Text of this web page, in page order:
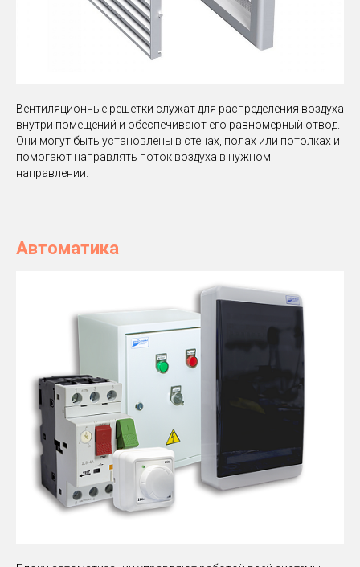
Вентиляционные решетки служат для распределения воздуха
внутри помещений и обеспечивают его равномерный отвод.
Они могут быть установлены в стенах, полах или потолках и
помогают направлять поток воздуха в нужном
направлении.
Автоматика